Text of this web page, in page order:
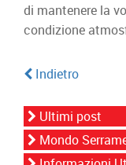
di mantenere la
condizione
Indietro
Ultimi post
Mondo